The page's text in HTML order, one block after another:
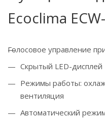
Ecoclima
Голосовое управление
Скрытый LED-дисплей
Режимы работы:
вентиляция
Автоматический